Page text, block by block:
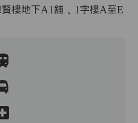
樓地下A1舖﹑1字樓A至E